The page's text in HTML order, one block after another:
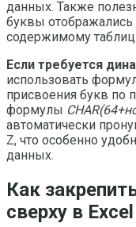
данных. Также
буквы
содержимому
Если требуется
использовать
присвоения букв по
формулы
автоматически
Z, что особенно
данных.
Как
сверху в Excel